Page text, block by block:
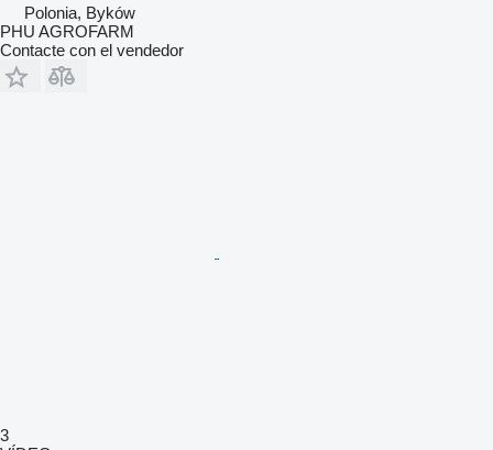
Polonia, Byków
PHU AGROFARM
Contacte con el vendedor
3